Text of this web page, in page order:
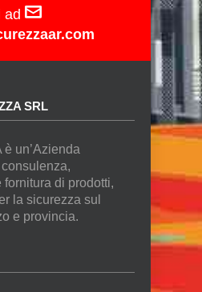
ad
SRL
è un’Azienda
fornitura di prodotti,
la sicurezza sul
e provincia.